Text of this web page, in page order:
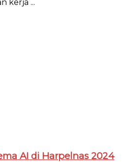
kerja ...
AI di Harpelnas 2024